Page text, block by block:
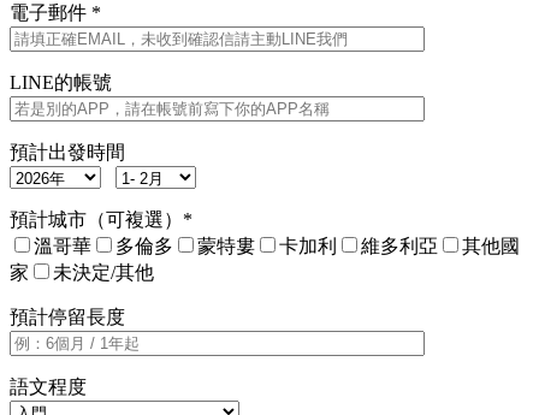
電子郵件 *
LINE的帳號
預計出發時間
預計城市（可複選）*
溫哥華
多倫多 蒙特婁 卡加利 維多利亞
其他國
家
未決定/其他
預計停留長度
語文程度